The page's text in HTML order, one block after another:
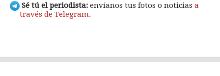
Sé tú el periodista: envíanos tus fotos o noticias a
través de Telegram.